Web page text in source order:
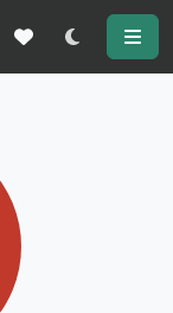
Darkmode